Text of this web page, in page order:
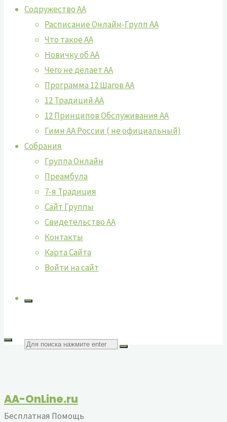
Содружество АА
Расписание Онлайн-Групп АА
Что такое АА
Новичку об АА
Чего не делает АА
Программа 12 Шагов АА
12 Традиций АА
12 Принципов Обслуживания АА
Гимн АА России ( не официальный)
Собрания
Группа Онлайн
Преамбула
7-я Традиция
Сайт Группы
Свидетельство АА
Контакты
Карта Сайта
Войти на сайт
Поиск
AA-OnLine.ru
Бесплатная Помощь